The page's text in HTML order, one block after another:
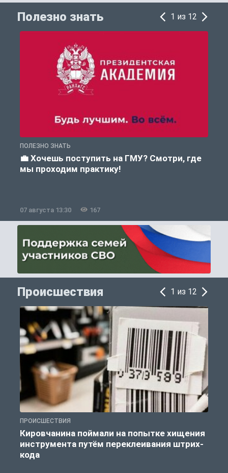
Полезно знать 1 из 12
ПОЛЕЗНО ЗНАТЬ
💼 Хочешь поступить на ГМУ? Смотри, где
мы проходим практику!
07 августа 13:30 167
Происшествия 1 из 12
ПРОИСШЕСТВИЯ
Кировчанина поймали на попытке хищения
инструмента путём переклеивания штрих-
кода